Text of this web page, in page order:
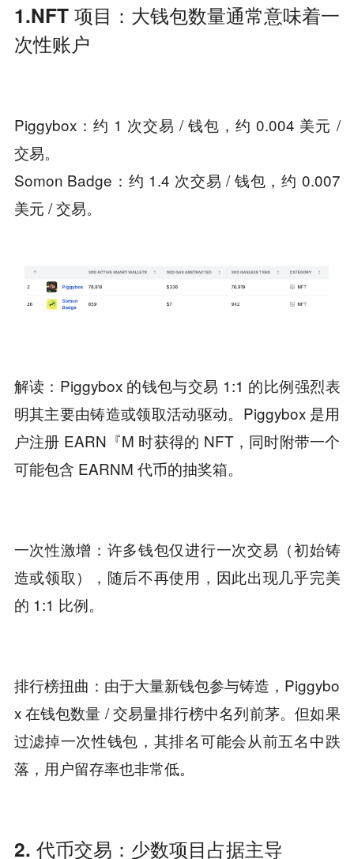
1.NFT 项目：大钱包数量通常意味着一
次性账户
Piggybox：约 1 次交易 / 钱包，约 0.004 美元 /
交易。
Somon Badge：约 1.4 次交易 / 钱包，约 0.007
美元 / 交易。
解读：Piggybox 的钱包与交易 1:1 的比例强烈表
明其主要由铸造或领取活动驱动。Piggybox 是用
户注册 EARN『M 时获得的 NFT，同时附带一个
可能包含 EARNM 代币的抽奖箱。
一次性激增：许多钱包仅进行一次交易（初始铸
造或领取），随后不再使用，因此出现几乎完美
的 1:1 比例。
排行榜扭曲：由于大量新钱包参与铸造，Piggybo
x 在钱包数量 / 交易量排行榜中名列前茅。但如果
过滤掉一次性钱包，其排名可能会从前五名中跌
落，用户留存率也非常低。
2. 代币交易：少数项目占据主导